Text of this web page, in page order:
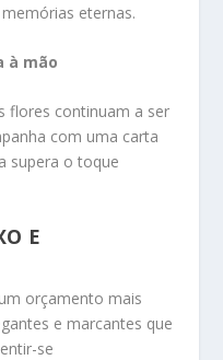
eternas.
à mão
flores continuam a ser
com uma carta
supera o toque
E
orçamento mais
e marcantes que
se